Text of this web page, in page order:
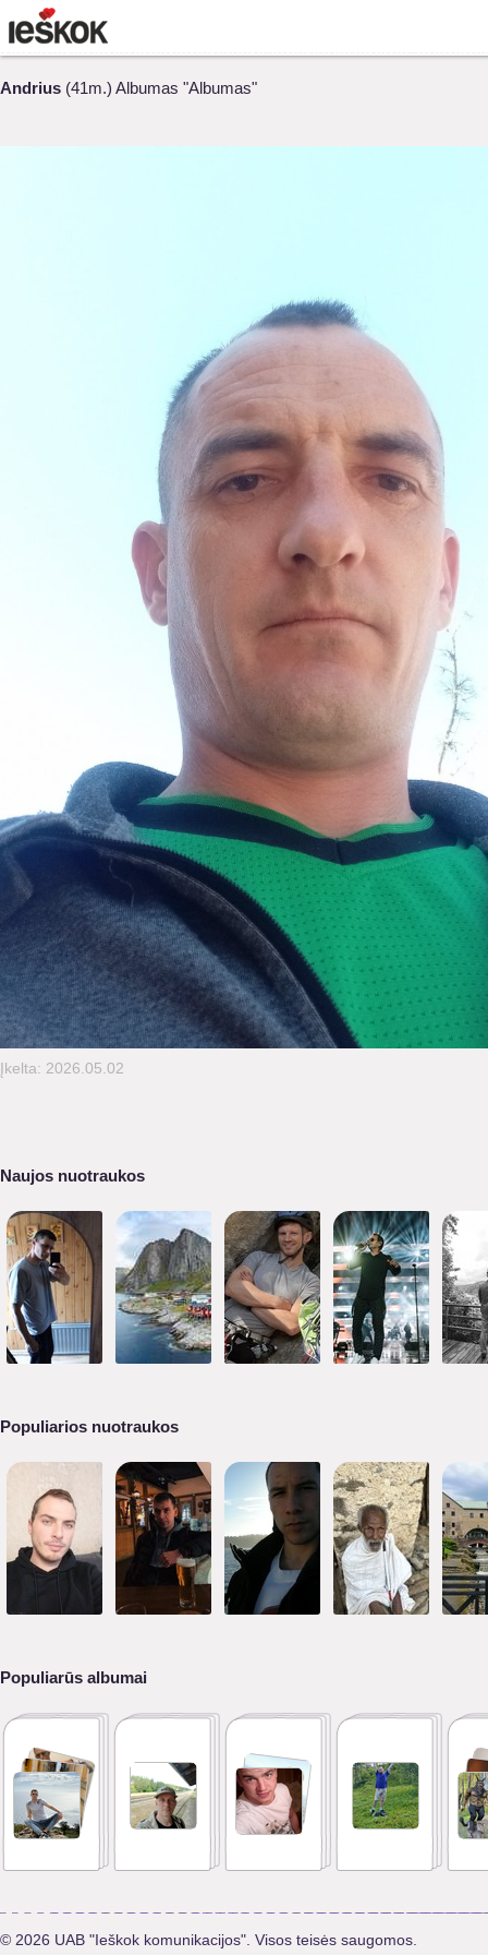
Andrius (41m.) Albumas "Albumas"
Įkelta: 2026.05.02
Naujos nuotraukos
Populiarios nuotraukos
Populiarūs albumai
© 2026 UAB "Ieškok komunikacijos". Visos teisės saugomos.